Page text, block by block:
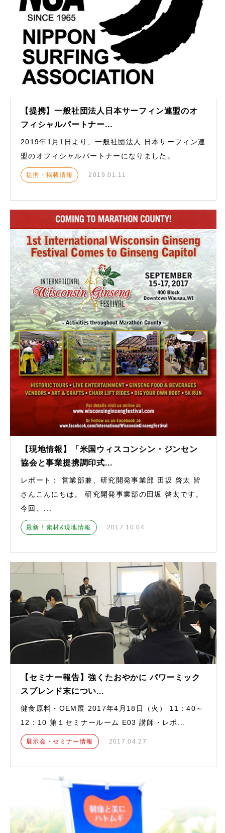
【提携】一般社団法人日本サーフィン連盟のオ
フィシャルパートナー...
2019年1月1日より、一般社団法人 日本サーフィン連
盟のオフィシャルパートナーになりました。
提携・掲載情報 2019.01.11
【現地情報】「米国ウィスコンシン・ジンセン
協会と事業提携調印式...
レポート： 営業部兼、研究開発事業部 田坂 啓太 皆
さんこんにちは。 研究開発事業部の田坂 啓太です。
今回、...
最新！素材&現地情報 2017.10.04
【セミナー報告】強くたおやかに パワーミック
スブレンド末につい...
健食原料・OEM展 2017年4月18日（火） 11：40～
12：10 第１セミナールーム E03 講師・レポ...
展示会・セミナー情報 2017.04.27